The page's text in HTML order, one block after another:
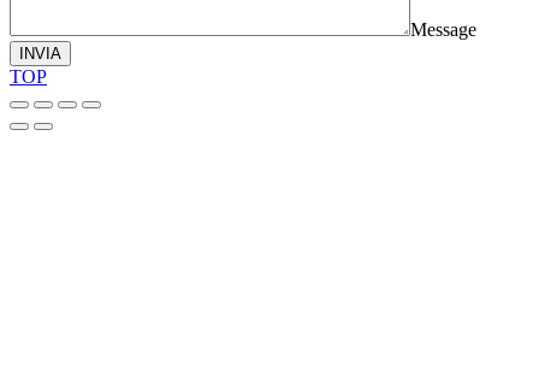
Message
INVIA
TOP